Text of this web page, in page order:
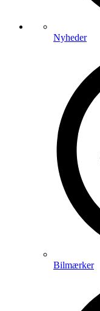
Nyheder
Bilmærker